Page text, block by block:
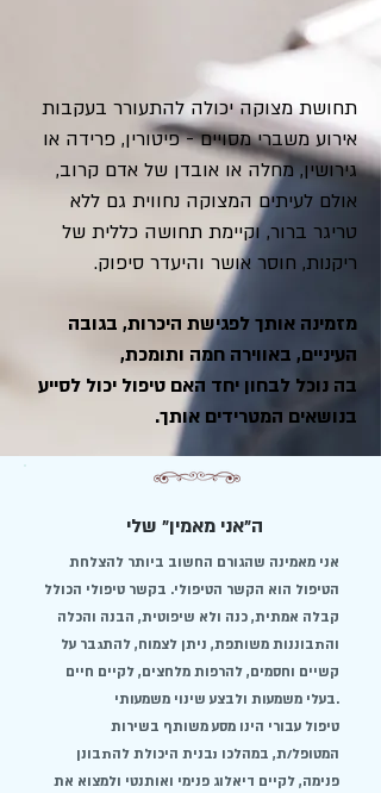
תחושת מצוקה יכולה להתעורר בעקבות
אירוע משברי מסויים - פיטורין, פרידה או
גירושין, מחלה או אובדן של אדם קרוב,
אולם לעיתים המצוקה נחווית גם ללא
טריגר ברור, וקיימת תחושה כללית של
ריקנות, חוסר אושר והיעדר סיפוק.
מזמינה אותך לפגישת היכרות, בגובה
העיניים, באווירה חמה ותומכת,
בה נוכל לבחון יחד האם טיפול יכול לסייע
בנושאים המטרידים אותך.
ה״אני מאמין״ שלי
אני מאמינה שהגורם החשוב ביותר להצלחת
הטיפול הוא הקשר הטיפולי. בקשר טיפולי הכולל
קבלה אמתית, כנה ולא שיפוטית, הבנה והכלה
והתבוננות משותפת, ניתן לצמוח, להתגבר על
קשיים וחסמים, להרפות מלחצים, לקיים חיים
בעלי משמעות ולבצע שינוי משמעותי.
טיפול עבורי הינו מסע משותף בשירות
המטופל/ת, במהלכו נבנית היכולת להתבונן
פנימה, לקיים דיאלוג פנימי ואותנטי ולמצוא את